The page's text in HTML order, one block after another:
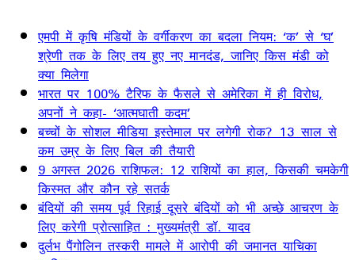
एमपी में कृषि मंडियों के वर्गीकरण का बदला नियम: ‘क’ से ‘घ’
श्रेणी तक के लिए तय हुए नए मानदंड, जानिए किस मंडी को
क्या मिलेगा
भारत पर 100% टैरिफ के फैसले से अमेरिका में ही विरोध,
अपनों ने कहा- ‘आत्मघाती कदम’
बच्चों के सोशल मीडिया इस्तेमाल पर लगेगी रोक? 13 साल से
कम उम्र के लिए बिल की तैयारी
9 अगस्त 2026 राशिफल: 12 राशियों का हाल, किसकी चमकेगी
किस्मत और कौन रहे सतर्क
बंदियों की समय पूर्व रिहाई दूसरे बंदियों को भी अच्छे आचरण के
लिए करेगी प्रोत्साहित : मुख्यमंत्री डॉ. यादव
दुर्लभ पैंगोलिन तस्करी मामले में आरोपी की जमानत याचिका